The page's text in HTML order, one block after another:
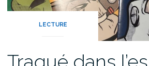
LECTURE